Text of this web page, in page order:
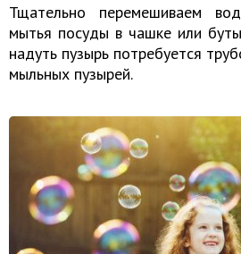
Тщательно перемешиваем
мытья посуды в чашке или
надуть пузырь потребуется
мыльных пузырей.